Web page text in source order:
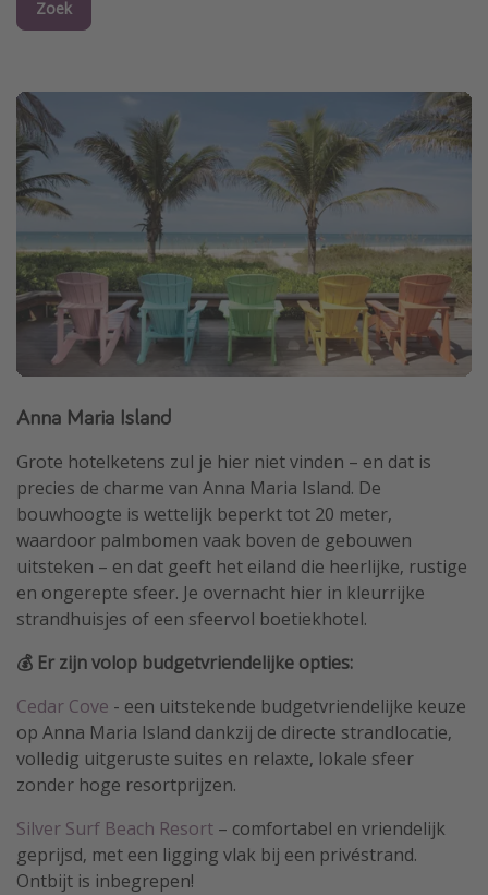
Zoek
Anna Maria Island
Grote hotelketens zul je hier niet vinden – en dat is
precies de charme van Anna Maria Island. De
bouwhoogte is wettelijk beperkt tot 20 meter,
waardoor palmbomen vaak boven de gebouwen
uitsteken – en dat geeft het eiland die heerlijke, rustige
en ongerepte sfeer. Je overnacht hier in kleurrijke
strandhuisjes of een sfeervol boetiekhotel.
💰 Er zijn volop budgetvriendelijke opties:
Cedar Cove - een uitstekende budgetvriendelijke keuze
op Anna Maria Island dankzij de directe strandlocatie,
volledig uitgeruste suites en relaxte, lokale sfeer
zonder hoge resortprijzen.
Silver Surf Beach Resort – comfortabel en vriendelijk
geprijsd, met een ligging vlak bij een privéstrand.
Ontbijt is inbegrepen!